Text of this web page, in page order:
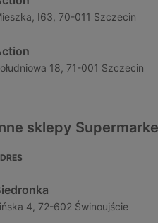
I63, 70-011 Szczecin
18, 71-001 Szczecin
sklepy
4, 72-602 Świnoujście